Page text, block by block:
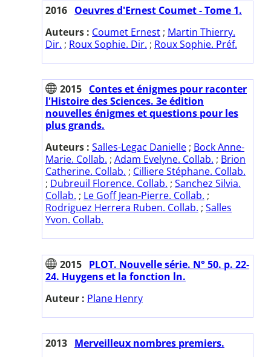
2016 Oeuvres d'Ernest Coumet - Tome 1.
Auteurs : Coumet Ernest ; Martin Thierry.
Dir. ; Roux Sophie. Dir. ; Roux Sophie. Préf.
2015 Contes et énigmes pour raconter
l'Histoire des Sciences. 3e édition
nouvelles énigmes et questions pour les
plus grands.
Auteurs : Salles-Legac Danielle ; Bock Anne-
Marie. Collab. ; Adam Evelyne. Collab. ; Brion
Catherine. Collab. ; Cilliere Stéphane. Collab.
; Dubreuil Florence. Collab. ; Sanchez Silvia.
Collab. ; Le Goff Jean-Pierre. Collab. ;
Rodriguez Herrera Ruben. Collab. ; Salles
Yvon. Collab.
2015 PLOT. Nouvelle série. N° 50. p. 22-
24. Huygens et la fonction ln.
Auteur : Plane Henry
2013 Merveilleux nombres premiers.